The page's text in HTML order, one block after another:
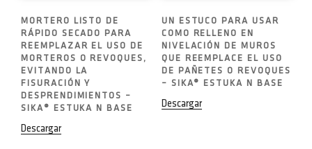
MORTERO LISTO DE
RÁPIDO SECADO PARA
REEMPLAZAR EL USO DE
MORTEROS O REVOQUES,
EVITANDO LA
FISURACIÓN Y
DESPRENDIMIENTOS –
SIKA® ESTUKA N BASE
Descargar
UN ESTUCO PARA USAR
COMO RELLENO EN
NIVELACIÓN DE MUROS
QUE REEMPLACE EL USO
DE PAÑETES O REVOQUES
– SIKA® ESTUKA N BASE
Descargar